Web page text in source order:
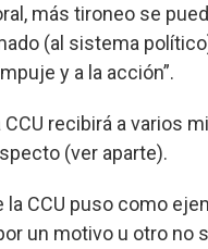
más tironeo se
(al sistema
y a la acción”.
CCU recibirá a varios
(ver aparte).
la CCU puso como
un motivo u otro no